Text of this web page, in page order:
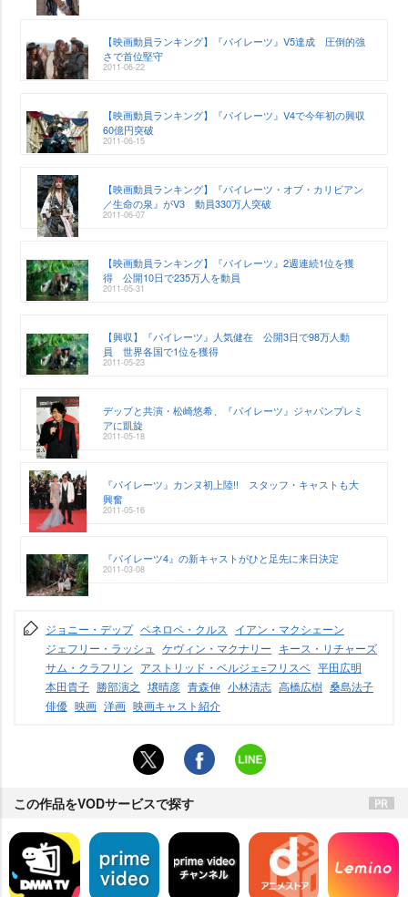
【映画動員ランキング】『パイレーツ』V5達成 圧倒的強
さで首位堅守
2011-06-22
【映画動員ランキング】『パイレーツ』V4で今年初の興収
60億円突破
2011-06-15
【映画動員ランキング】『パイレーツ・オブ・カリビアン
／生命の泉』がV3 動員330万人突破
2011-06-07
【映画動員ランキング】『パイレーツ』2週連続1位を獲
得 公開10日で235万人を動員
2011-05-31
【興収】『パイレーツ』人気健在 公開3日で98万人動
員 世界各国で1位を獲得
2011-05-23
デップと共演・松崎悠希、『パイレーツ』ジャパンプレミ
アに凱旋
2011-05-18
『パイレーツ』カンヌ初上陸!! スタッフ・キャストも大
興奮
2011-05-16
『パイレーツ4』の新キャストがひと足先に来日決定
2011-03-08
ジョニー・デップ ペネロペ・クルス
イアン・マクシェーン
ジェフリー・ラッシュ
ケヴィン・マクナリー キース・リチャーズ
サム・クラフリン アストリッド・ベルジェ=フリスベ 平田広明
本田貴子 勝部演之 壌晴彦 青森伸 小林清志 高橋広樹 桑島法子
俳優 映画 洋画 映画キャスト紹介
この作品をVODサービスで探す